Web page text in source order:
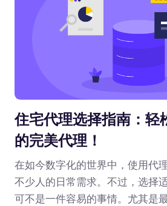
住宅代理选择指南：轻
的完美代理！
在如今数字化的世界中，使用代
不少人的日常需求。不过，选择
可不是一件容易的事情。尤其是